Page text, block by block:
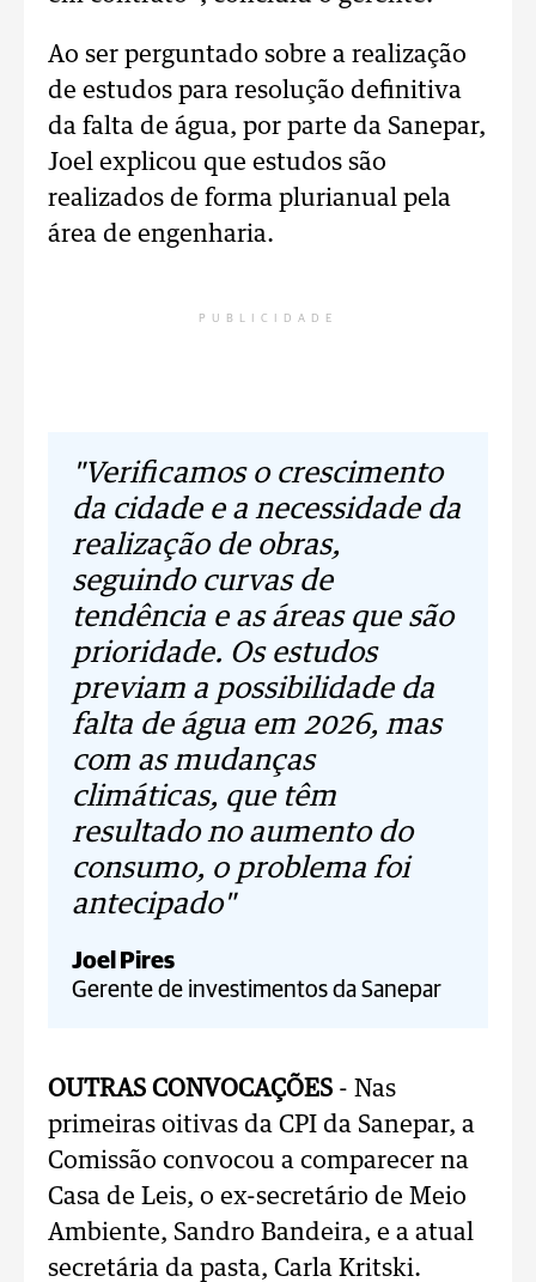
Ao ser perguntado sobre a realização
de estudos para resolução definitiva
da falta de água, por parte da Sanepar,
Joel explicou que estudos são
realizados de forma plurianual pela
área de engenharia.
PUBLICIDADE
"Verificamos o crescimento
da cidade e a necessidade da
realização de obras,
seguindo curvas de
tendência e as áreas que são
prioridade. Os estudos
previam a possibilidade da
falta de água em 2026, mas
com as mudanças
climáticas, que têm
resultado no aumento do
consumo, o problema foi
antecipado"
Joel Pires
Gerente de investimentos da Sanepar
OUTRAS CONVOCAÇÕES - Nas
primeiras oitivas da CPI da Sanepar, a
Comissão convocou a comparecer na
Casa de Leis, o ex-secretário de Meio
Ambiente, Sandro Bandeira, e a atual
secretária da pasta, Carla Kritski.